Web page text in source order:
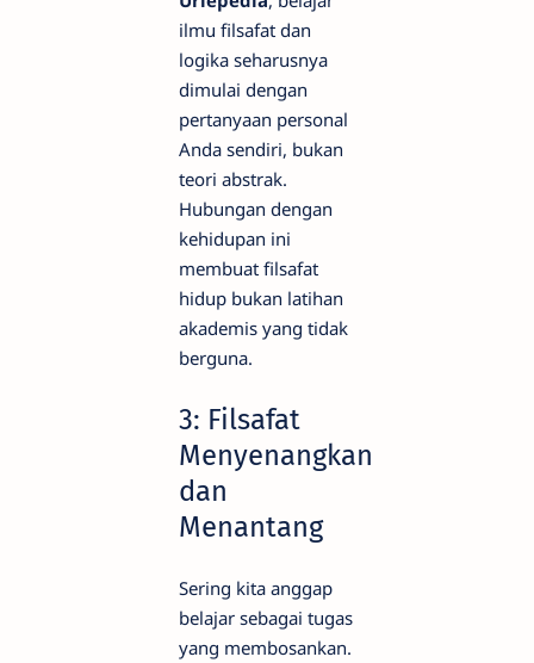
ilmu filsafat dan
logika seharusnya
dimulai dengan
pertanyaan personal
Anda sendiri, bukan
teori abstrak.
Hubungan dengan
kehidupan ini
membuat filsafat
hidup bukan latihan
akademis yang tidak
berguna.
3: Filsafat
Menyenangkan
dan
Menantang
Sering kita anggap
belajar sebagai tugas
yang membosankan.